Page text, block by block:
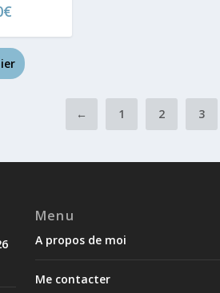
€
← 1 2 3
Menu
A propos de moi
Me contacter